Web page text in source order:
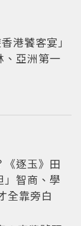
港饕客宴」
、亞洲第一
《逐玉》田
」智商、學
全靠旁白